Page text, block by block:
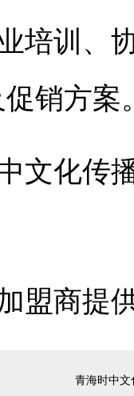
培训、
销方案
文化传
盟商提
青海时中